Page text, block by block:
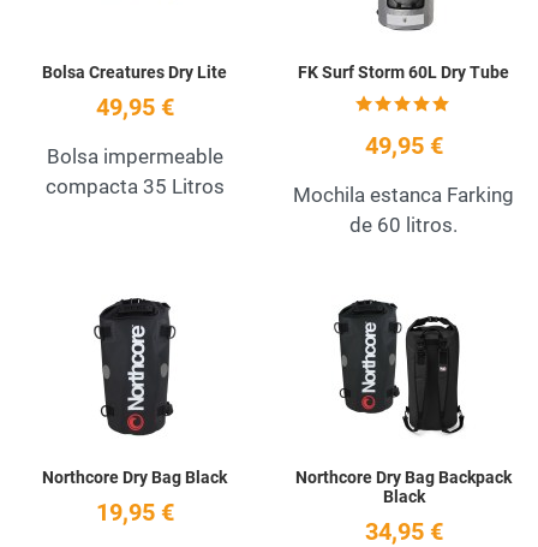
Bolsa Creatures Dry Lite
49,95 €
Bolsa impermeable
compacta 35 Litros
FK Surf Storm 60L Dry Tube
49,95 €
Mochila estanca Farking
de 60 litros.
Add to Wishlist
Quick View
Northcore Dry Bag Black
19,95 €
Northcore Dry Bag Backpack
Black
34,95 €